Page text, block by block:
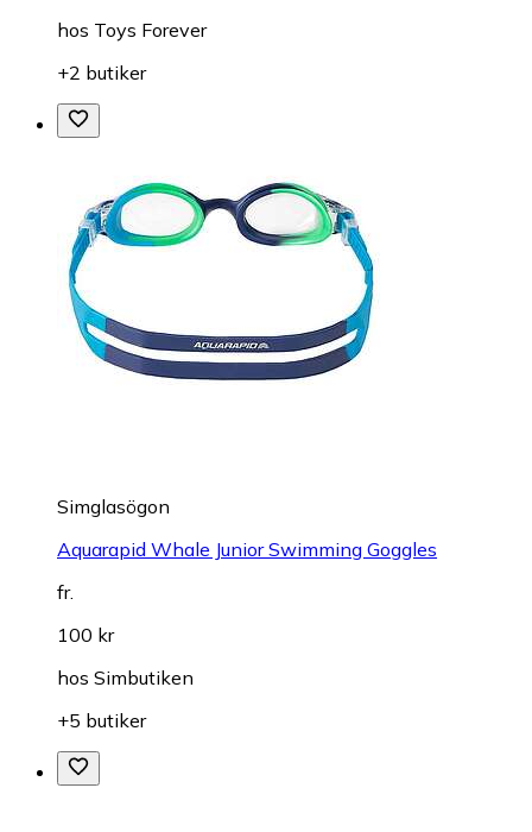
hos Toys Forever
+2 butiker
Simglasögon
Aquarapid Whale Junior Swimming Goggles
fr.
100 kr
hos Simbutiken
+5 butiker